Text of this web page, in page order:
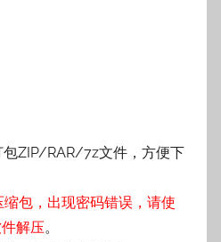
包ZIP/RAR/7z文件，方便下
包，出现密码错误，请使
解压。